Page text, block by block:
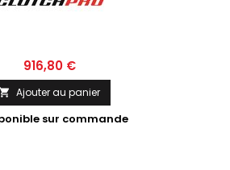
Prix
916,80 €
Ajouter au panier
sur commande